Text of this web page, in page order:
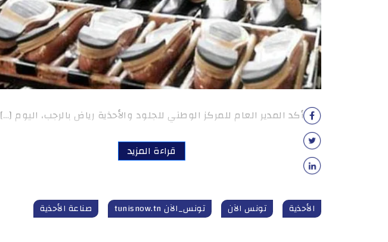
أكد المدير العام للمركز الوطني للجلود والأحذية رياض بالرجب، اليوم […]
قراءة المزيد
الأحذية تونس الآن تونس_الآن tunisnow.tn صناعة الأحذية